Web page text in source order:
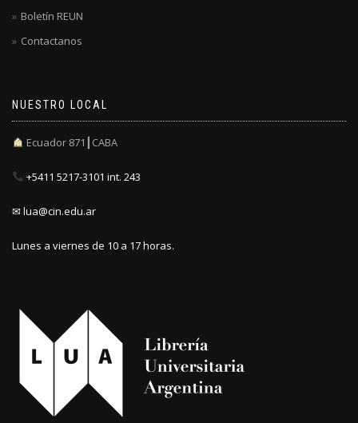
Boletín REUN
Contactanos
NUESTRO LOCAL
Ecuador 871┃CABA
+5411 5217-3101 int. 243
✉ lua@cin.edu.ar
Lunes a viernes de 10 a 17 horas.